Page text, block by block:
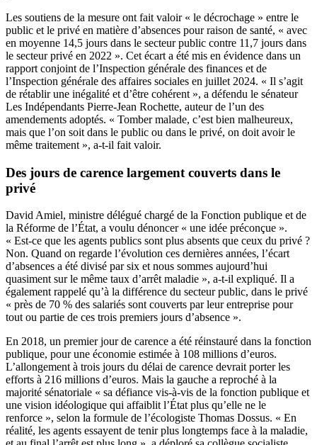
Les soutiens de la mesure ont fait valoir « le décrochage » entre le
public et le privé en matière d’absences pour raison de santé, « avec
en moyenne 14,5 jours dans le secteur public contre 11,7 jours dans
le secteur privé en 2022 ». Cet écart a été mis en évidence dans un
rapport conjoint de l’Inspection générale des finances et de
l’Inspection générale des affaires sociales en juillet 2024. « Il s’agit
de rétablir une inégalité et d’être cohérent », a défendu le sénateur
Les Indépendants Pierre-Jean Rochette, auteur de l’un des
amendements adoptés. « Tomber malade, c’est bien malheureux,
mais que l’on soit dans le public ou dans le privé, on doit avoir le
même traitement », a-t-il fait valoir.
Des jours de carence largement couverts dans le
privé
David Amiel, ministre délégué chargé de la Fonction publique et de
la Réforme de l’État, a voulu dénoncer « une idée préconçue ».
« Est-ce que les agents publics sont plus absents que ceux du privé ?
Non. Quand on regarde l’évolution ces dernières années, l’écart
d’absences a été divisé par six et nous sommes aujourd’hui
quasiment sur le même taux d’arrêt maladie », a-t-il expliqué. Il a
également rappelé qu’à la différence du secteur public, dans le privé
« près de 70 % des salariés sont couverts par leur entreprise pour
tout ou partie de ces trois premiers jours d’absence ».
En 2018, un premier jour de carence a été réinstauré dans la fonction
publique, pour une économie estimée à 108 millions d’euros.
L’allongement à trois jours du délai de carence devrait porter les
efforts à 216 millions d’euros. Mais la gauche a reproché à la
majorité sénatoriale « sa défiance vis-à-vis de la fonction publique et
une vision idéologique qui affaiblit l’État plus qu’elle ne le
renforce », selon la formule de l’écologiste Thomas Dossus. « En
réalité, les agents essayent de tenir plus longtemps face à la maladie,